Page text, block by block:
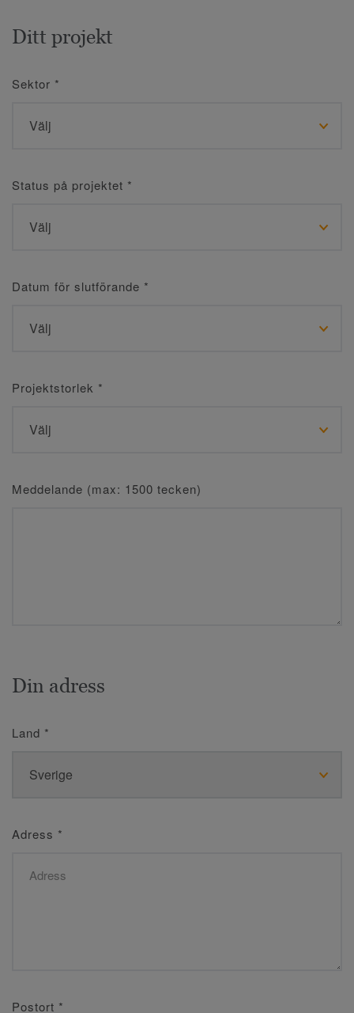
Ditt projekt
Sektor *
Status på projektet *
Datum för slutförande *
Projektstorlek *
Meddelande (max: 1500 tecken)
Din adress
Land *
Adress *
Postort *